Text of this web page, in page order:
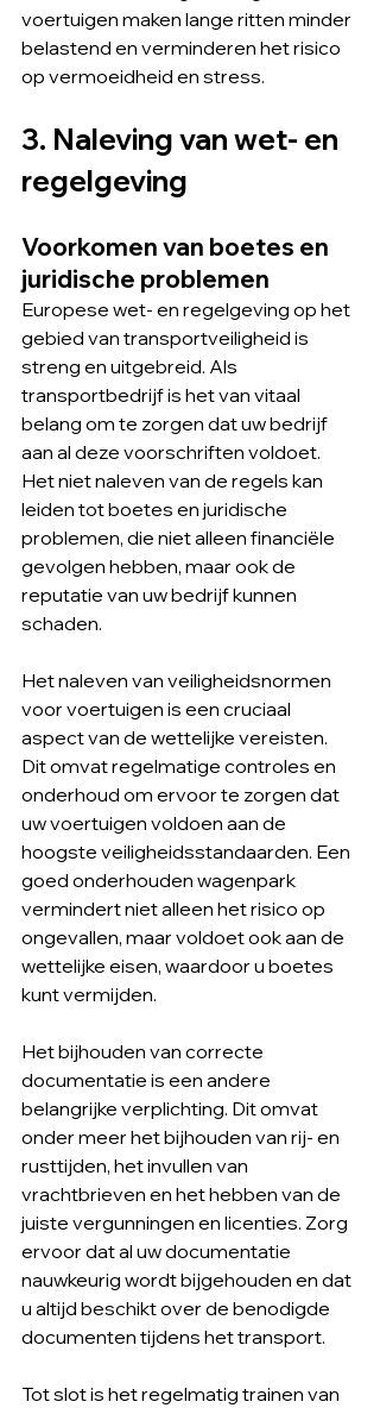
voertuigen maken lange ritten minder
belastend en verminderen het risico
op vermoeidheid en stress.
3. Naleving van wet- en
regelgeving
Voorkomen van boetes en
juridische problemen
Europese wet- en regelgeving op het
gebied van transportveiligheid is
streng en uitgebreid. Als
transportbedrijf is het van vitaal
belang om te zorgen dat uw bedrijf
aan al deze voorschriften voldoet.
Het niet naleven van de regels kan
leiden tot boetes en juridische
problemen, die niet alleen financiële
gevolgen hebben, maar ook de
reputatie van uw bedrijf kunnen
schaden.
Het naleven van veiligheidsnormen
voor voertuigen is een cruciaal
aspect van de wettelijke vereisten.
Dit omvat regelmatige controles en
onderhoud om ervoor te zorgen dat
uw voertuigen voldoen aan de
hoogste veiligheidsstandaarden. Een
goed onderhouden wagenpark
vermindert niet alleen het risico op
ongevallen, maar voldoet ook aan de
wettelijke eisen, waardoor u boetes
kunt vermijden.
Het bijhouden van correcte
documentatie is een andere
belangrijke verplichting. Dit omvat
onder meer het bijhouden van rij- en
rusttijden, het invullen van
vrachtbrieven en het hebben van de
juiste vergunningen en licenties. Zorg
ervoor dat al uw documentatie
nauwkeurig wordt bijgehouden en dat
u altijd beschikt over de benodigde
documenten tijdens het transport.
Tot slot is het regelmatig trainen van